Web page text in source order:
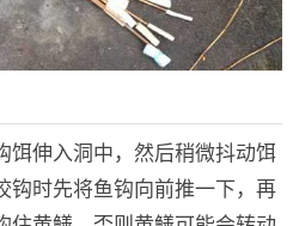
饵伸入洞中，然后稍微抖动饵
钩时先将鱼钩向前推一下，再